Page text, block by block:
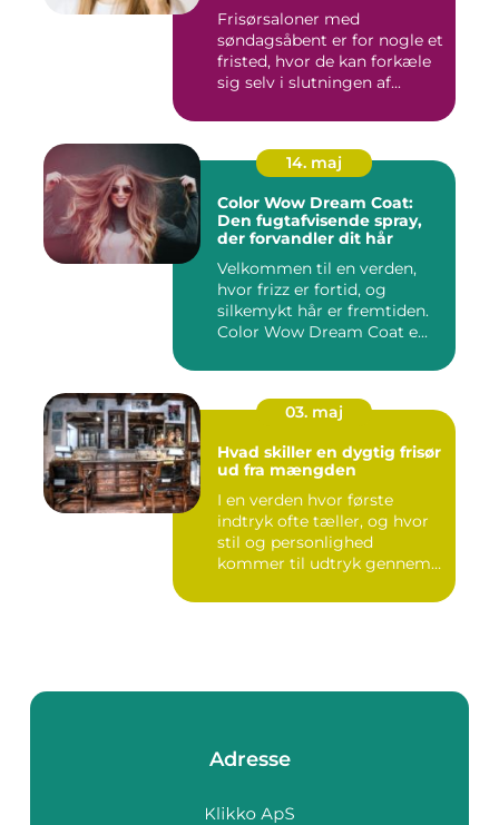
Frisørsaloner med
søndagsåbent er for nogle et
fristed, hvor de kan forkæle
sig selv i slutningen af...
14. maj
Color Wow Dream Coat:
Den fugtafvisende spray,
der forvandler dit hår
Velkommen til en verden,
hvor frizz er fortid, og
silkemykt hår er fremtiden.
Color Wow Dream Coat e...
03. maj
Hvad skiller en dygtig frisør
ud fra mængden
I en verden hvor første
indtryk ofte tæller, og hvor
stil og personlighed
kommer til udtryk gennem
Adresse